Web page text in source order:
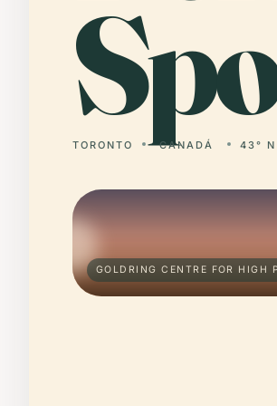
TORONTO CANADÁ 43° N
GOLDRING CENTRE FOR HIGH